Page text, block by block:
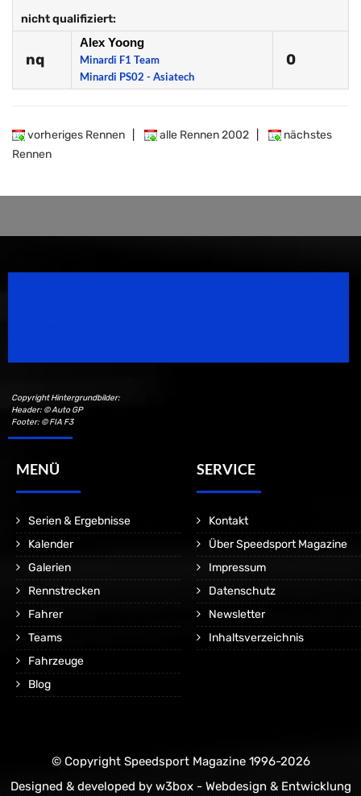
nicht qualifiziert:
nq
Alex Yoong
Minardi F1 Team
Minardi PS02 - Asiatech
0
vorheriges Rennen alle Rennen 2002
nächstes
Rennen
Copyright Hintergrundbilder:
Header: © Auto GP
Footer: © FIA F3
MENÜ
Serien & Ergebnisse
Kalender
Galerien
Rennstrecken
Fahrer
Teams
Fahrzeuge
Blog
SERVICE
Kontakt
Über Speedsport Magazine
Impressum
Datenschutz
Newsletter
Inhaltsverzeichnis
© Copyright Speedsport Magazine 1996-2026
Designed & developed by w3box - Webdesign & Entwicklung